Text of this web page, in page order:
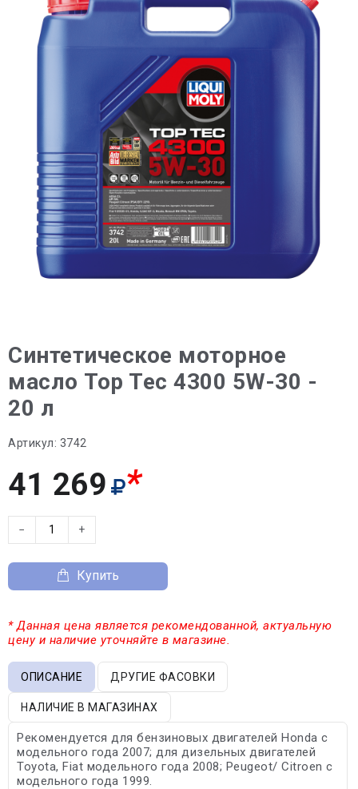
Синтетическое моторное
масло Top Tec 4300 5W-30 -
20 л
Артикул: 3742
41 269 *
− +
Купить
* Данная цена является рекомендованной, актуальную
цену и наличие уточняйте в магазине.
ОПИСАНИЕ ДРУГИЕ ФАСОВКИ
НАЛИЧИЕ В МАГАЗИНАХ
Рекомендуется для бензиновых двигателей Honda с
модельного года 2007; для дизельных двигателей
Toyota, Fiat модельного года 2008; Peugeot/ Citroen с
модельного года 1999.